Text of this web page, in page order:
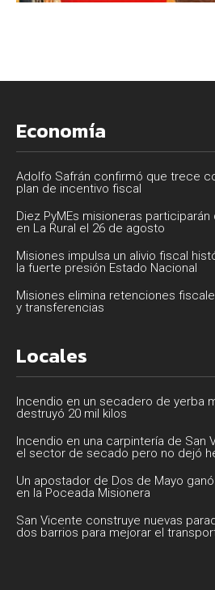
Economía
Adolfo Safrán confirmó que trece
plan de incentivo fiscal
Diez PyMEs misioneras
en La Rural el 26 de agosto
Misiones impulsa un alivio fiscal
la fuerte presión Estado Nacional
Misiones elimina retenciones
y transferencias
Locales
Incendio en un secadero de yerba
destruyó 20 mil kilos
Incendio en una carpintería de San
el sector de secado pero no dejó
Un apostador de Dos de Mayo
en la Poceada Misionera
San Vicente construye nuevas
dos barrios para mejorar el